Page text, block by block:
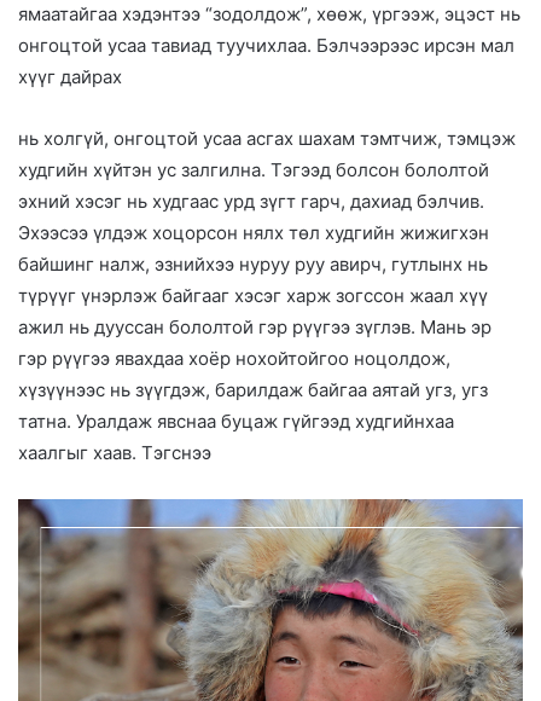
ямаатайгаа хэдэнтээ “зодолдож”, хөөж, үргээж, эцэст нь
онгоцтой усаа тавиад туучихлаа. Бэлчээрээс ирсэн мал
хүүг дайрах
нь холгүй, онгоцтой усаа асгах шахам тэмтчиж, тэмцэж
худгийн хүйтэн ус залгилна. Тэгээд болсон бололтой
эхний хэсэг нь худгаас урд зүгт гарч, дахиад бэлчив.
Эхээсээ үлдэж хоцорсон нялх төл худгийн жижигхэн
байшинг налж, эзнийхээ нуруу руу авирч, гутлынх нь
түрүүг үнэрлэж байгааг хэсэг харж зогссон жаал хүү
ажил нь дууссан бололтой гэр рүүгээ зүглэв. Мань эр
гэр рүүгээ явахдаа хоёр нохойтойгоо ноцолдож,
хүзүүнээс нь зүүгдэж, барилдаж байгаа аятай угз, угз
татна. Уралдаж явснаа буцаж гүйгээд худгийнхаа
хаалгыг хаав. Тэгснээ